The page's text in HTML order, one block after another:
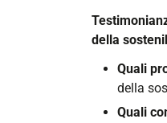
della
Quali
della
Quali